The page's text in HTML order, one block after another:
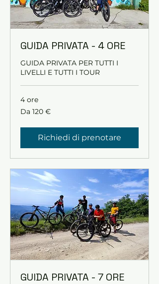
GUIDA PRIVATA - 4 ORE
GUIDA PRIVATA PER TUTTI I
LIVELLI E TUTTI I TOUR
4 ore
Da
120
Da 120 €
Richiedi di prenotare
GUIDA PRIVATA - 7 ORE